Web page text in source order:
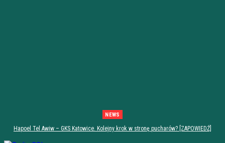
NEWS
Hapoel Tel Awiw – GKS Katowice. Kolejny krok w stronę pucharów? [ZAPOWIEDŹ]